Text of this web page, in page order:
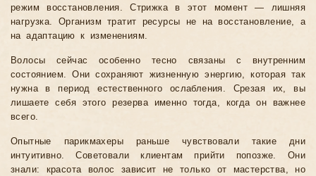
режим восстановления. Стрижка в этот момент — лишняя
нагрузка. Организм тратит ресурсы не на восстановление, а
на адаптацию к изменениям.
Волосы сейчас особенно тесно связаны с внутренним
состоянием. Они сохраняют жизненную энергию, которая так
нужна в период естественного ослабления. Срезая их, вы
лишаете себя этого резерва именно тогда, когда он важнее
всего.
Опытные парикмахеры раньше чувствовали такие дни
интуитивно. Советовали клиентам прийти попозже. Они
знали: красота волос зависит не только от мастерства, но